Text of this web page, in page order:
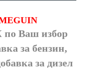
Ваш избор
за бензин,
за дизел